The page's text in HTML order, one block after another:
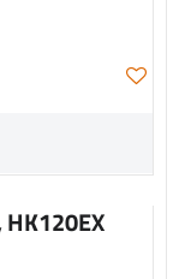
HK120EX